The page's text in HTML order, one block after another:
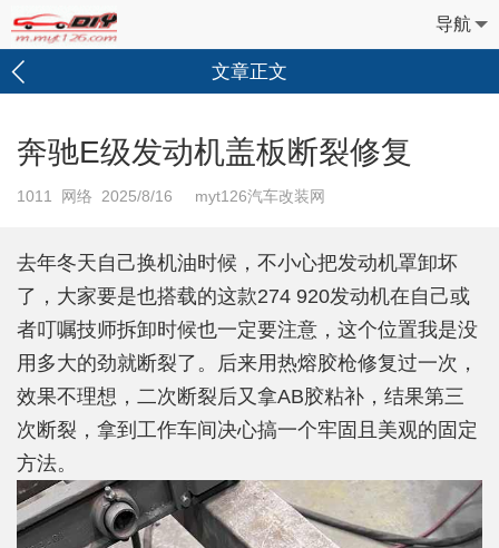
导航
文章正文
奔驰E级发动机盖板断裂修复
1011 网络 2025/8/16 myt126汽车改装网
去年冬天自己换机油时候，不小心把发动机罩卸坏
了，大家要是也搭载的这款274 920发动机在自己或
者叮嘱技师拆卸时候也一定要注意，这个位置我是没
用多大的劲就断裂了。后来用热熔胶枪修复过一次，
效果不理想，二次断裂后又拿AB胶粘补，结果第三
次断裂，拿到工作车间决心搞一个牢固且美观的固定
方法。